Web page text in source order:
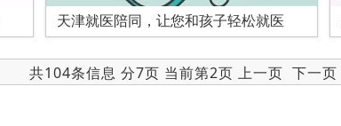
天津就医陪同，让您和孩子轻松就医
共104条信息 分7页 当前第2页 上一页 下一页